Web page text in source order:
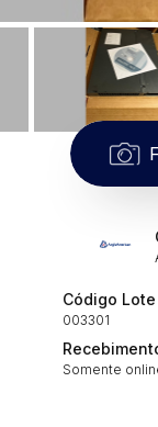
Código Lote
003301
Somente